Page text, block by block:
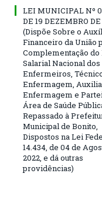
LEI MUNICIPAL Nº
DE 19 DEZEMBRO
(Dispõe Sobre o
Financeiro da União
Complementação do
Salarial Nacional dos
Enfermeiros,
Enfermagem,
Enfermagem e
Área de Saúde
Repassado à
Municipal de Bonito,
Dispostos na Lei
14.434, de 04 de
2022, e dá outras
providências)